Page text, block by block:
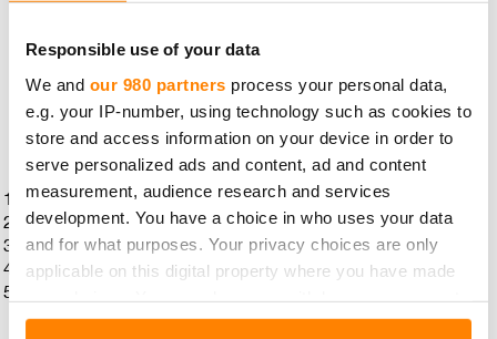
Responsible use of your data
We and our 980 partners process your personal data,
e.g. your IP-number, using technology such as cookies to
store and access information on your device in order to
serve personalized ads and content, ad and content
measurement, audience research and services
development. You have a choice in who uses your data
and for what purposes. Your privacy choices are only
applicable on this digital property where you have made
any time from the Cookie Declaration or by clicking on
GRIL­LI­RUO­KIEN SUO­SI­KIT
TOP 5 – EH­DO­TON SUO­
SIK­KI
Makkara
Pihvi (nauta ja possu)
Kana
Juustot